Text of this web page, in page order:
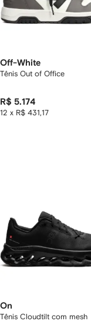
Off-White
Tênis Out of Office
R$ 5.174
12 x R$ 431,17
On
Tênis Cloudtilt com mesh